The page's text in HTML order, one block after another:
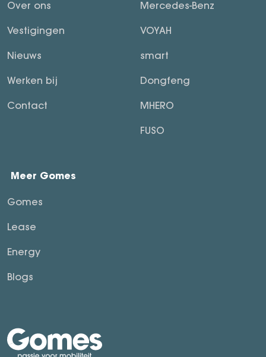
Over ons
Vestigingen
Nieuws
Werken bij
Contact
Mercedes-Benz
VOYAH
smart
Dongfeng
MHERO
FUSO
Meer Gomes
Gomes
Lease
Energy
Blogs